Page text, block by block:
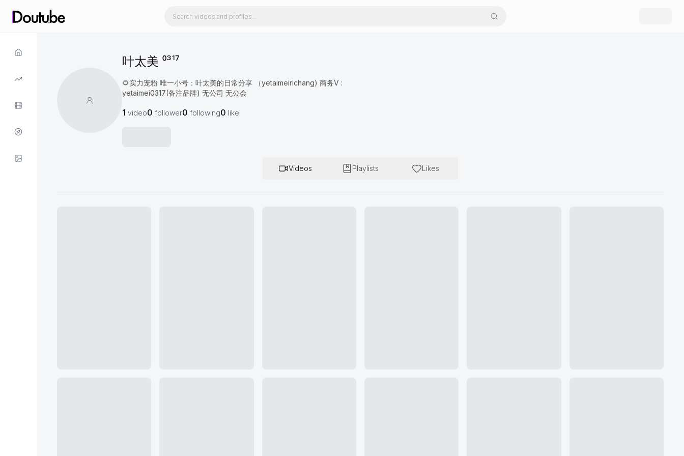
叶太美 ⁰³¹⁷
🌻实力宠粉 唯一小号：叶太美的日常分享 （yetaimeirichang) 商务V :
yetaimei0317(备注品牌) 无公司 无公会
1 video0 follower0 following0 like
Videos Playlists Likes